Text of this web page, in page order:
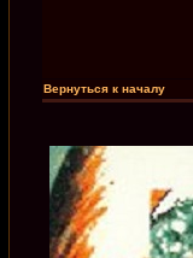
Вернуться к началу